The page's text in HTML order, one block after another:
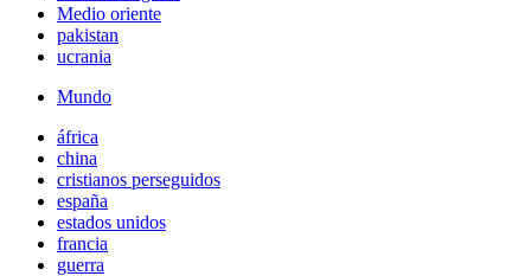
Medio oriente
pakistan
ucrania
Mundo
áfrica
china
cristianos perseguidos
españa
estados unidos
francia
guerra